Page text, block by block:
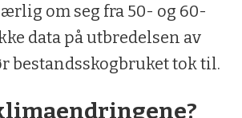
om seg fra 50- og 60-
data på utbredelsen av
bestandsskogbruket tok til.